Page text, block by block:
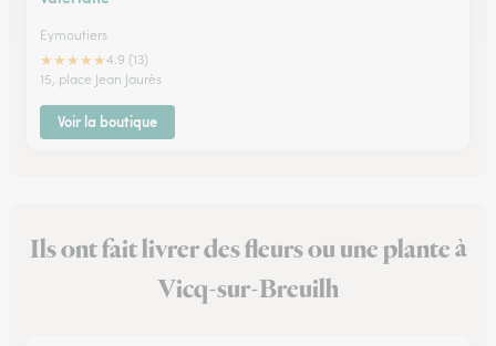
Eymoutiers
★★★★★4.9 (13)
15, place Jean Jaurès
Voir la boutique
Ils ont fait livrer des fleurs ou une plante à
Vicq-sur-Breuilh